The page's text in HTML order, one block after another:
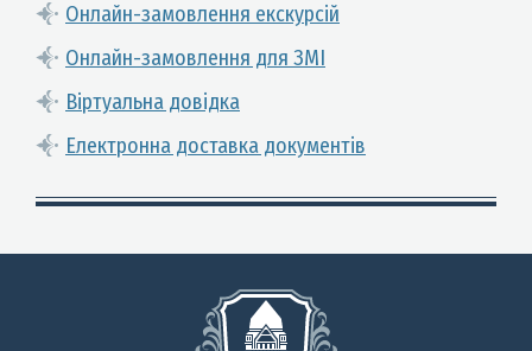
Онлайн-замовлення екскурсій
Онлайн-замовлення для ЗМІ
Віртуальна довідка
Електронна доставка документів